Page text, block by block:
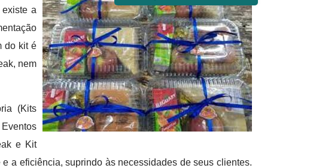
a
do kit é
nem
(Kits
e Kit
a eficiência, suprindo às necessidades de seus clientes.